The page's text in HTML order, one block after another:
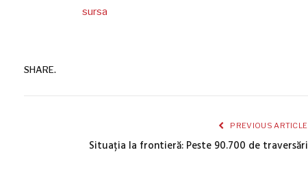
sursa
SHARE.
PREVIOUS ARTICLE
Situația la frontieră: Peste 90.700 de traversări